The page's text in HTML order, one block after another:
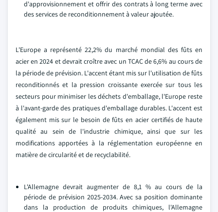
d'approvisionnement et offrir des contrats à long terme avec
des services de reconditionnement à valeur ajoutée.
L'Europe a représenté 22,2% du marché mondial des fûts en
acier en 2024 et devrait croître avec un TCAC de 6,6% au cours de
la période de prévision. L'accent étant mis sur l'utilisation de fûts
reconditionnés et la pression croissante exercée sur tous les
secteurs pour minimiser les déchets d'emballage, l'Europe reste
à l'avant-garde des pratiques d'emballage durables. L'accent est
également mis sur le besoin de fûts en acier certifiés de haute
qualité au sein de l'industrie chimique, ainsi que sur les
modifications apportées à la réglementation européenne en
matière de circularité et de recyclabilité.
L'Allemagne devrait augmenter de 8,1 % au cours de la
période de prévision 2025-2034. Avec sa position dominante
dans la production de produits chimiques, l'Allemagne